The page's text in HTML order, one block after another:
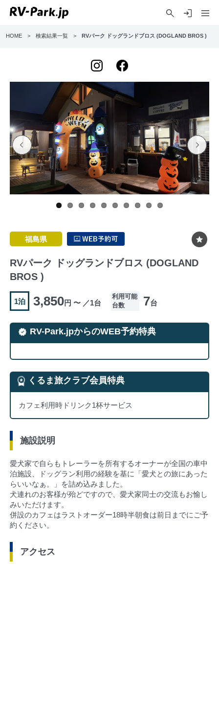
HOME > 検索結果一覧 > RVパーク ドッグランドブロス (DOGLAND BROS )
Previo
us
Next
福島県
RVパーク ドッグランドブロス (DOGLAND
BROS )
1泊 3,850円 〜 ／1台
利用可能
台数
7台
RV-Park.jpからのWEB予約特典
くるま旅クラブ会員特典
カフェ利用時ドリンク1杯サービス
施設説明
愛犬家で自らもトレーラーを所有するオーナーが全国の車中
泊施設、ドッグラン利用の経験を基に「愛犬との旅にあった
らいいなぁ。」を詰め込みました。
犬連れのお客様が殆どですので、愛犬家同士の交流もお愉し
みいただけます。
併設のカフェはラストオーダー18時半朝食は前日までにご予
約ください。
アクセス